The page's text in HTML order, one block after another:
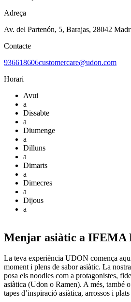
Adreça
Av. del Partenón, 5, Barajas, 28042
Contacte
936618606customercare@udon.com
Horari
Avui
a
Dissabte
a
Diumenge
a
Dilluns
a
Dimarts
a
Dimecres
a
Dijous
a
Menjar asiàtic a IFEMA
La teva experiència UDON comença
moment i plens de sabor asiàtic. La
posa els noodles com a protagonistes,
asiàtica (Udon o Ramen). A més, també
tapes d’inspiració asiàtica, arrossos i